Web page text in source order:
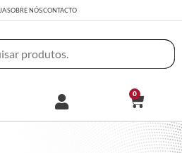
SOBRE NÓSCONTACTO
0